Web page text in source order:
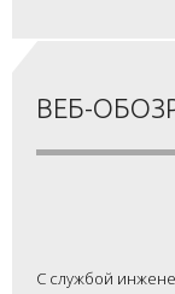
ВЕБ-
С службой